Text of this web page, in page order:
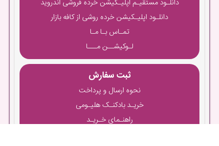
دانلـود مستقیـم اپلیـکیشن خرده فروشی اندروید
دانلـود اپلیـکیشن خرده روشی از کافه بازار
تمـاس بـا مـا
لـوکیشــن مـــا
ثبت سفارش
نحوه ارسال و پرداخت
خریـد بادکنـک هلیـومی
راهنـمای خـریـد